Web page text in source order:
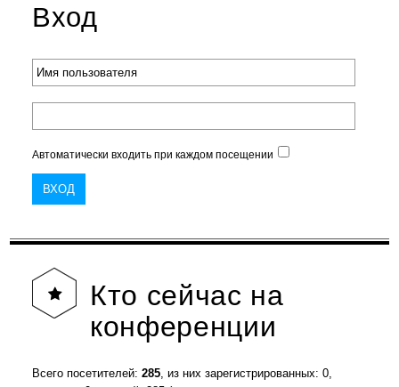
Вход
Автоматически входить при каждом посещении
Кто сейчас на
конференции
Всего посетителей:285, из них зарегистрированных: 0,